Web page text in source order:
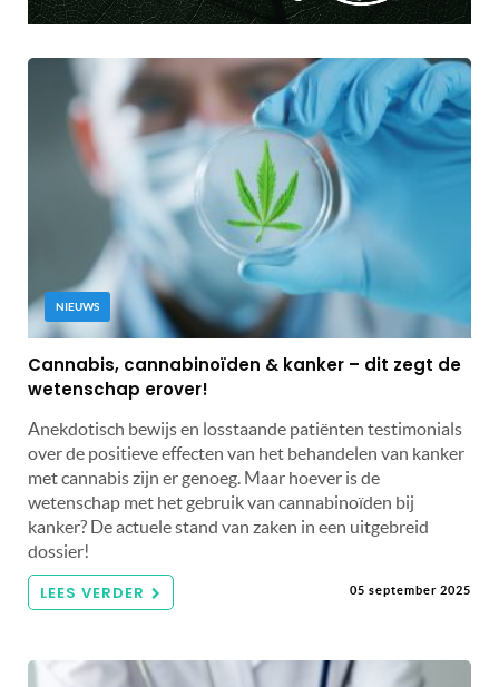
NIEUWS
Cannabis, cannabinoïden & kanker – dit zegt de
wetenschap erover!
Anekdotisch bewijs en losstaande patiënten testimonials
over de positieve effecten van het behandelen van kanker
met cannabis zijn er genoeg. Maar hoever is de
wetenschap met het gebruik van cannabinoïden bij
kanker? De actuele stand van zaken in een uitgebreid
dossier!
LEES VERDER 05 september 2025